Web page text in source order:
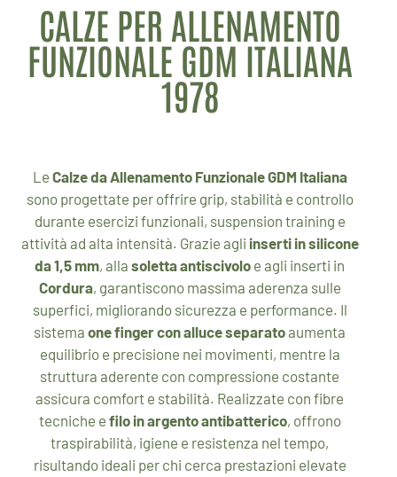
CALZE PER ALLENAMENTO
FUNZIONALE GDM ITALIANA
1978
Le Calze da Allenamento Funzionale GDM Italiana
sono progettate per offrire grip, stabilità e controllo
durante esercizi funzionali, suspension training e
attività ad alta intensità. Grazie agli inserti in silicone
da 1,5 mm, alla soletta antiscivolo e agli inserti in
Cordura, garantiscono massima aderenza sulle
superfici, migliorando sicurezza e performance. Il
sistema one finger con alluce separatoaumenta
equilibrio e precisione nei movimenti, mentre la
struttura aderente con compressione costante
assicura comfort e stabilità. Realizzate con fibre
tecniche e filo in argento antibatterico, offrono
traspirabilità, igiene e resistenza nel tempo,
risultando ideali per chi cerca prestazioni elevate